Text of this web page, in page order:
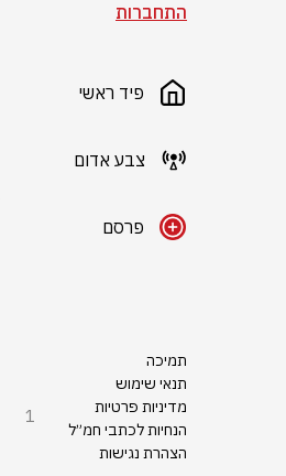
התחברות
פיד ראשי
צבע אדום
פרסם
תמיכה
תנאי שימוש
מדיניות פרטיות
הנחיות לכתבי חמ״ל
הצהרת נגישות
1